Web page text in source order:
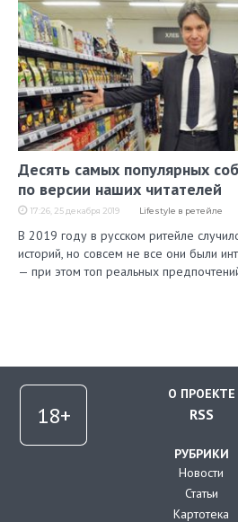
Десять самых популярных
по версии наших читателей
17:26, 25 декабря 2019 Lifestyle в ретейле
В 2019 году в русском ритейле
историй, но совсем не все они были
— при этом топ реальных
О ПРОЕКТЕ
RSS
РУБРИКИ
Новости
Статьи
Картотека